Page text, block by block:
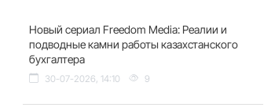
Новый сериал Freedom Media: Реалии и
подводные камни работы казахстанского
бухгалтера
30-07-2026, 14:10 9